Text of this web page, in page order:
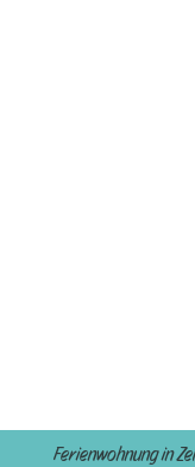
Ferienwohnung in